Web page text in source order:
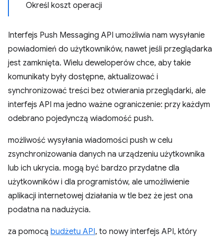
Określ koszt operacji
Interfejs Push Messaging API umożliwia nam wysyłanie
powiadomień do użytkowników, nawet jeśli przeglądarka
jest zamknięta. Wielu deweloperów chce, aby takie
komunikaty były dostępne, aktualizować i
synchronizować treści bez otwierania przeglądarki, ale
interfejs API ma jedno ważne ograniczenie: przy każdym
odebrano pojedynczą wiadomość push.
możliwość wysyłania wiadomości push w celu
zsynchronizowania danych na urządzeniu użytkownika
lub ich ukrycia. mogą być bardzo przydatne dla
użytkowników i dla programistów, ale umożliwienie
aplikacji internetowej działania w tle bez że jest ona
podatna na nadużycia.
za pomocą budżetu API, to nowy interfejs API, który